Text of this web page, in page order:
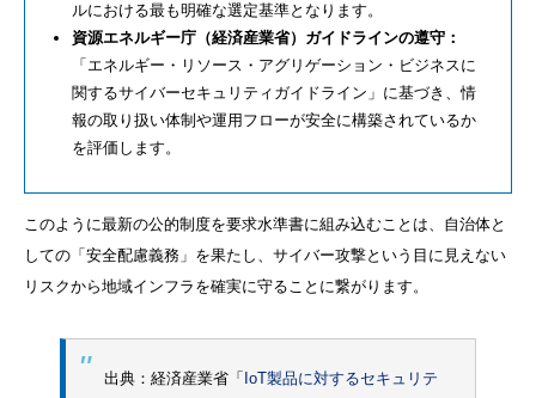
ルにおける最も明確な選定基準となります。
資源エネルギー庁（経済産業省）ガイドラインの遵守：
「エネルギー・リソース・アグリゲーション・ビジネスに
関するサイバーセキュリティガイドライン」に基づき、情
報の取り扱い体制や運用フローが安全に構築されているか
を評価します。
このように最新の公的制度を要求水準書に組み込むことは、自治体と
しての「安全配慮義務」を果たし、サイバー攻撃という目に見えない
リスクから地域インフラを確実に守ることに繋がります。
出典：経済産業省「 IoT製品に対するセキュリテ